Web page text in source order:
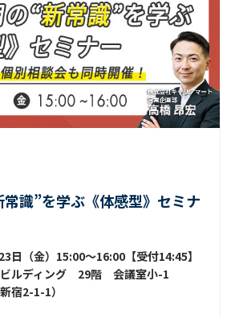
識”を学ぶ《体感型》セミナ
日（金）15:00～16:00【受付14:45】
ビルディング 29階 会議室小-1
宿2-1-1）